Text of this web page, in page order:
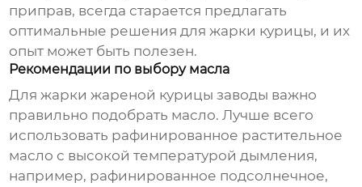
приправ, всегда старается предлагать
оптимальные решения для жарки курицы, и их
опыт может быть полезен.
Рекомендации по выбору масла
Для жаркижареной курицы заводы важно
правильно подобрать масло. Лучше всего
использовать рафинированное растительное
масло с высокой температурой дымления,
например, рафинированное подсолнечное,